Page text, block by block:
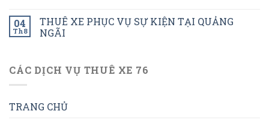
04
Th8
THUÊ XE PHỤC VỤ SỰ KIỆN TẠI QUẢNG
NGÃI
CÁC DỊCH VỤ THUÊ XE 76
TRANG CHỦ